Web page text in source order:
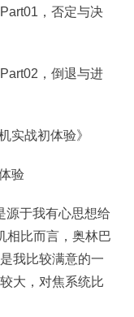
，否定与决
，倒退与进
实战初体验》
源于我有心思想给
相比而言，奥林巴
我比较满意的一
大，对焦系统比